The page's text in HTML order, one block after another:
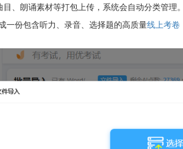
、朗诵素材等打包上传，系统会自动分类管理。
一份包含听力、录音、选择题的高质量线上考卷